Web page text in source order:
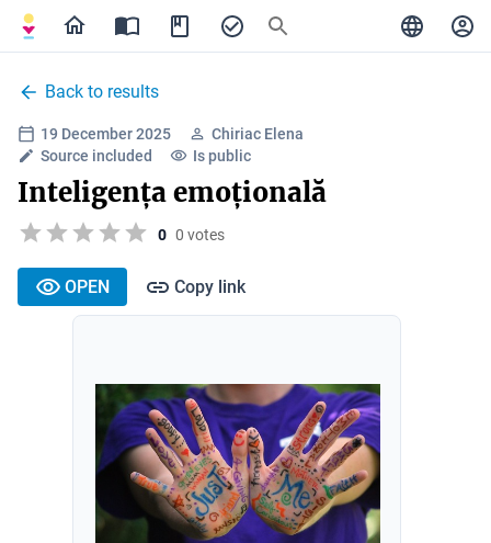
Back to results
19 December 2025
Chiriac Elena
Source included
Is public
Inteligența emoțională
0 0 votes
OPEN Copy link